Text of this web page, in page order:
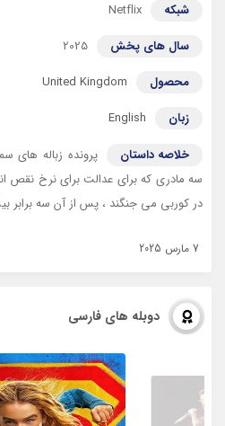
شبکه
Netflix
سال های پخش
2025
محصول
United Kingdom
زبان
English
خلاصه داستان
پرونده زباله های
سه مادری که برای عدالت برای نرخ نقص
در کوربی می جنگند ، پس از آن سه برابر
7 مارس 2025
دوبله های فارسی